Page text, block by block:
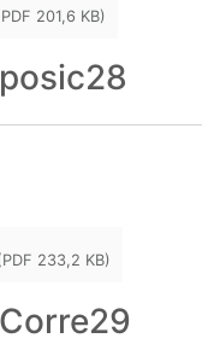
201,6 KB)
233,2 KB)